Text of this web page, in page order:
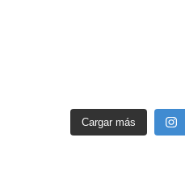
Cargar más